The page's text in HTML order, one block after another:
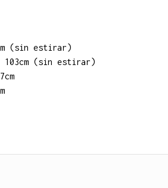
(sin estirar)
103cm (sin estirar)